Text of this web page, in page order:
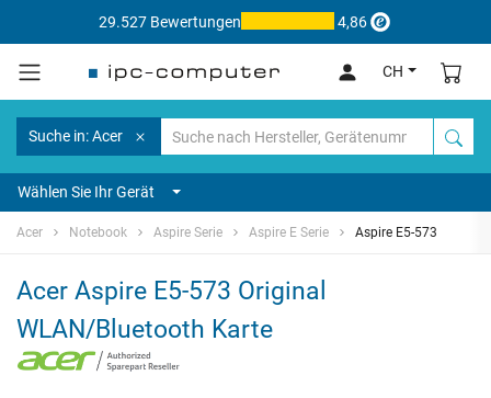
29.527 Bewertungen 4,86
CH
Suche in: Acer
Wählen Sie Ihr Gerät
Acer Notebook Aspire Serie Aspire E Serie Aspire E5-573
Acer Aspire E5-573 Original
WLAN/Bluetooth Karte